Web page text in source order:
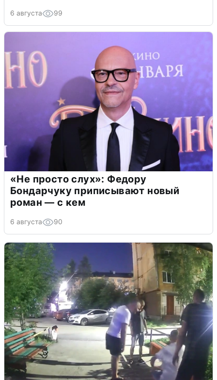
6 августа 99
«Не просто слух»: Федору
Бондарчуку приписывают новый
роман — с кем
6 августа 90